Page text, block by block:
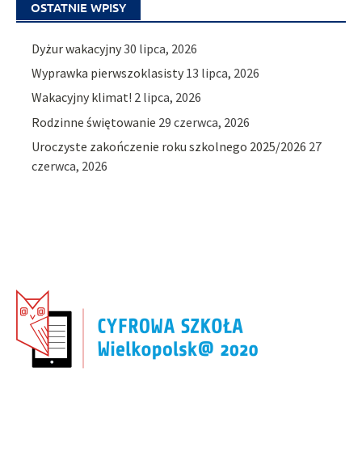
OSTATNIE WPISY
Dyżur wakacyjny30 lipca, 2026
Wyprawka pierwszoklasisty 13 lipca, 2026
Wakacyjny klimat! 2 lipca, 2026
Rodzinne świętowanie 29 czerwca, 2026
Uroczyste zakończenie roku szkolnego 2025/2026 27
czerwca, 2026